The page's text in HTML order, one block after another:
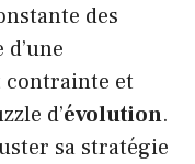
des
contrainte et
d’évolution.
sa stratégie